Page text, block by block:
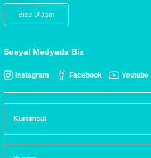
Bize Ulaşın
Sosyal Medyada Biz
Instagram Facebook Youtube
Kurumsal